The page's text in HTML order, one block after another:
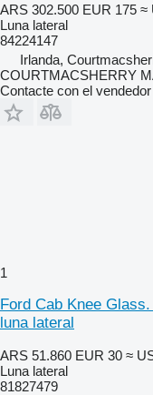
ARS 302.500 EUR 175 ≈
Luna lateral
84224147
Irlanda,
COURTMACSHERRY
Contacte con el vendedor
1
Ford Cab Knee
luna lateral
ARS 51.860 EUR 30 ≈
Luna lateral
81827479